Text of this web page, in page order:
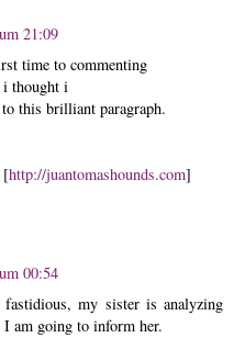
21:09
time to commenting
i thought i
this brilliant paragraph.
[http://juantomashounds.com]
00:54
my sister is analyzing
am going to inform her.